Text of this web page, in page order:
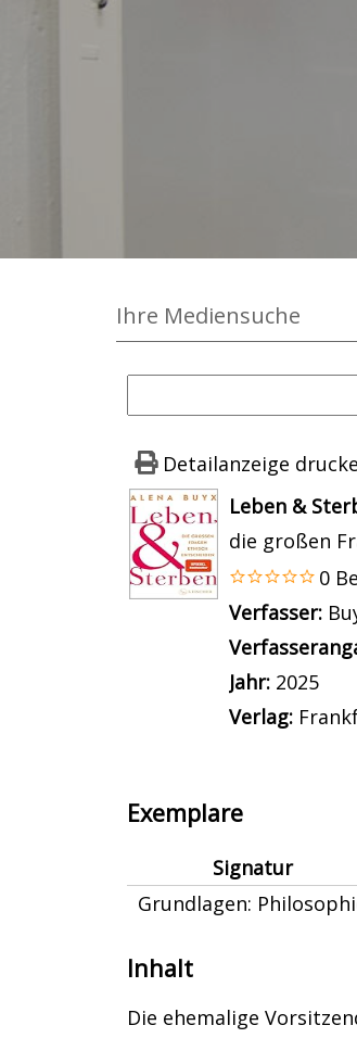
Ihre Mediensuche
Detailanzeige
wird in
Leben &
die großen
0
Verfasser:
Jahr: 2025
Verlag:
Exemplare
Signatur
Grundlagen:
Inhalt
Die ehemalige